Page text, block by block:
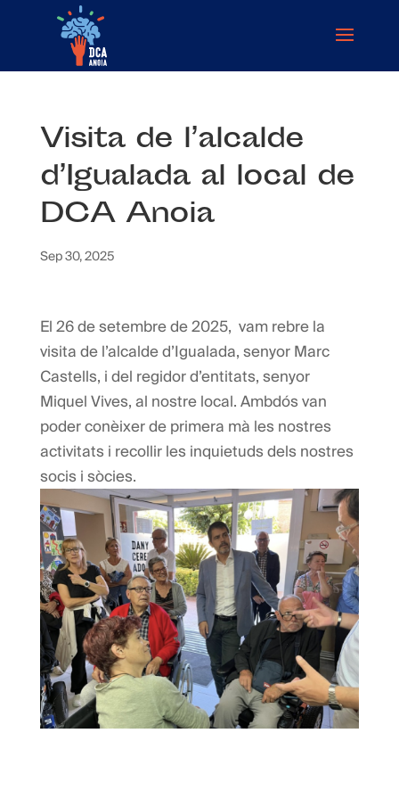
Visita de l’alcalde
d’Igualada al local de
DCA Anoia
Sep 30, 2025
El 26 de setembre de 2025, vam rebre la
visita de l’alcalde d’Igualada, senyor Marc
Castells, i del regidor d’entitats, senyor
Miquel Vives, al nostre local. Ambdós van
poder conèixer de primera mà les nostres
activitats i recollir les inquietuds dels nostres
socis i sòcies.